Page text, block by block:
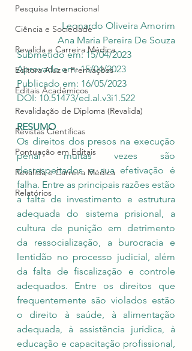
Pesquisa Internacional
Ciência e Sociedade
Revalida e Carreira Médica
Editora Aluz e Premiações
Editais Acadêmicos
Revalidação de Diploma (Revalida)
Revistas Científicas
Pontuação em Editais
Revalida e Carreira Médica
Relatórios
Leonardo Oliveira Amorim
Ana Maria Pereira De Souza
Submetido em: 15/04/2023
Aprovado em: 15/04/2023
Publicado em: 16/05/2023
DOI: 10.51473/ed.al.v3i1.522
RESUMO
Os direitos dos presos na execução
penal muitas vezes são
desrespeitados e sua efetivação é
falha. Entre as principais razões estão
a falta de investimento e estrutura
adequada do sistema prisional, a
cultura de punição em detrimento
da ressocialização, a burocracia e
lentidão no processo judicial, além
da falta de fiscalização e controle
adequados. Entre os direitos que
frequentemente são violados estão
o direito à saúde, à alimentação
adequada, à assistência jurídica, à
educação e capacitação profissional,